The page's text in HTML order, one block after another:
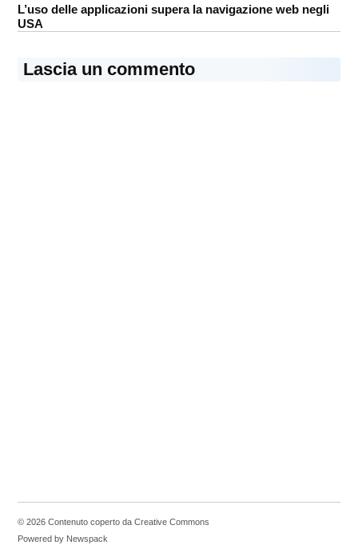
L’uso delle applicazioni supera la navigazione web negli
USA
Lascia un commento
© 2026 Contenuto coperto da Creative Commons
Powered by Newspack